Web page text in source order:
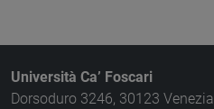
Università Ca’ Foscari
Dorsoduro 3246, 30123 Venezia